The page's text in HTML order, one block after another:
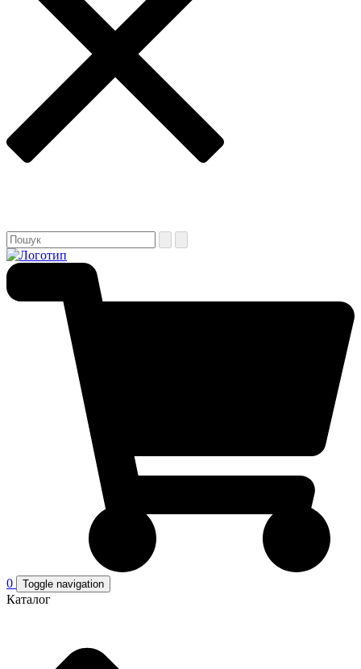
0 Toggle navigation
Каталог